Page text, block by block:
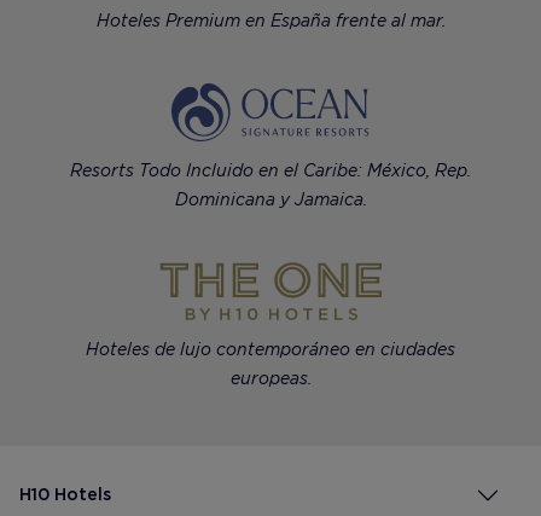
Hoteles Premium en España frente al mar.
Resorts Todo Incluido en el Caribe: México, Rep.
Dominicana y Jamaica.
Hoteles de lujo contemporáneo en ciudades
europeas.
H10 Hotels